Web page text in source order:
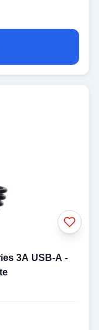
3A USB-A -